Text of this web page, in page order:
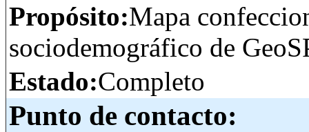
Propósito:Mapa
sociodemográfico de
Estado:Completo
Punto de contacto: